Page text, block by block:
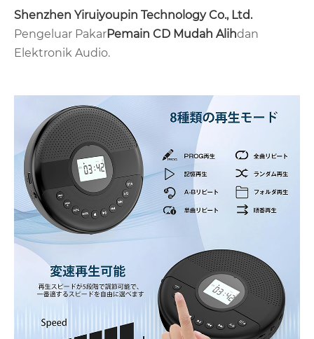
Shenzhen Yiruiyoupin Technology Co., Ltd.
Pengeluar PakarPemain CD Mudah Alihdan
Elektronik Audio.